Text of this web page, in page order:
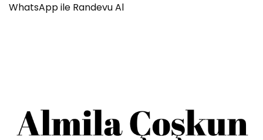
WhatsApp ile Randevu Al